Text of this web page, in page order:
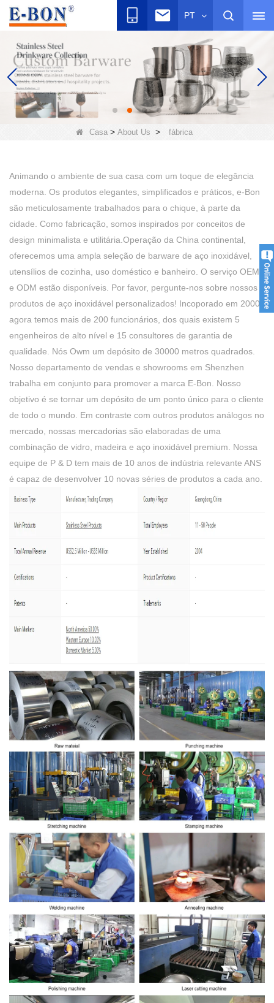
PT
Casa> About Us > fábrica
Animando o ambiente de sua casa com um toque de elegância
moderna. Os produtos elegantes, simplificados e práticos, e-Bon
são meticulosamente trabalhados para o chique, à parte da
cidade. Como fabricação, somos inspirados por conceitos de
design minimalista e utilitária.Operação da China continental,
oferecemos uma ampla seleção de barware de aço inoxidável,
utensílios de cozinha, uso doméstico e banheiro. O serviço OEM
e ODM estão disponíveis. Por favor, pergunte-nos sobre nossos
produtos de aço inoxidável personalizados! Incoporado em 2000,
agora temos mais de 200 funcionários, dos quais existem 5
engenheiros de alto nível e 15 consultores de garantia de
qualidade. Nós Owm um depósito de 30000 metros quadrados.
Nosso departamento de vendas e showrooms em Shenzhen
trabalha em conjunto para promover a marca E-Bon. Nosso
objetivo é se tornar um depósito de um ponto único para o cliente
de todo o mundo. Em contraste com outros produtos análogos no
mercado, nossas mercadorias são elaboradas de uma
combinação de vidro, madeira e aço inoxidável premium. Nossa
equipe de P & D tem mais de 10 anos de indústria relevante ANS
é capaz de desenvolver 10 novas séries de produtos a cada ano.